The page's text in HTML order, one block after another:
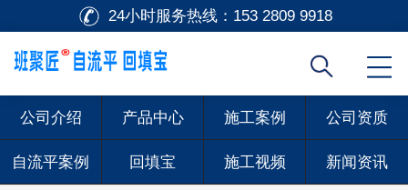
24小时服务热线： 153 2809 9918
公司介绍 产品中心 施工案例 公司资质
自流平案例 回填宝 施工视频 新闻资讯